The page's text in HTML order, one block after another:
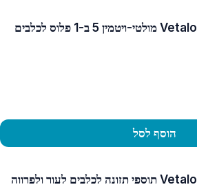
Vetalogica Hemp Clinicals מולטי-ויטמין 5 ב-1 פלוס לכלבים
הוסף לסל
Vetalogica Hemp Clinicals תוספי תזונה לכלבים לעור ולפרווה